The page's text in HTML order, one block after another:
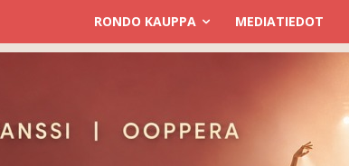
RONDO KAUPPA MEDIATIEDOT